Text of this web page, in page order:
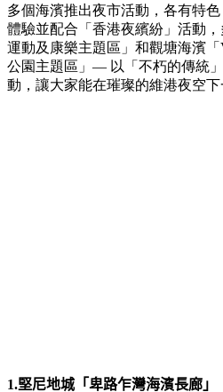
多個海濱推出夜市活動，各有特
體驗並配合「香港夜繽紛」活動
運動及康樂主題區」和觀塘海濱
公園主題區」— 以「不朽的傳統
動，讓大家能在璀璨的維港夜空
1.堅尼地城「卑路乍灣海濱長廊」